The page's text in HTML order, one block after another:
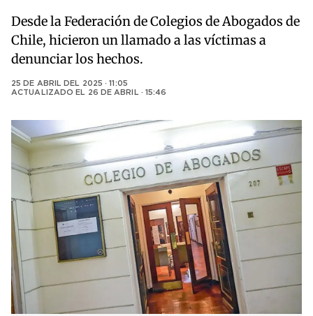
Desde la Federación de Colegios de Abogados de
Chile, hicieron un llamado a las víctimas a
denunciar los hechos.
25 DE ABRIL DEL 2025 · 11:05
ACTUALIZADO EL 26 DE ABRIL · 15:46